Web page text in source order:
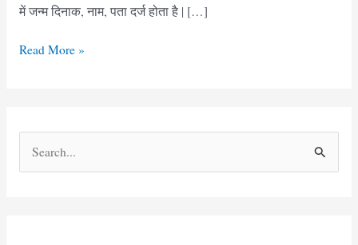
में जन्म दिनाक, नाम, पता दर्ज होता है | […]
Birth
pdf
Download
|
Read More »